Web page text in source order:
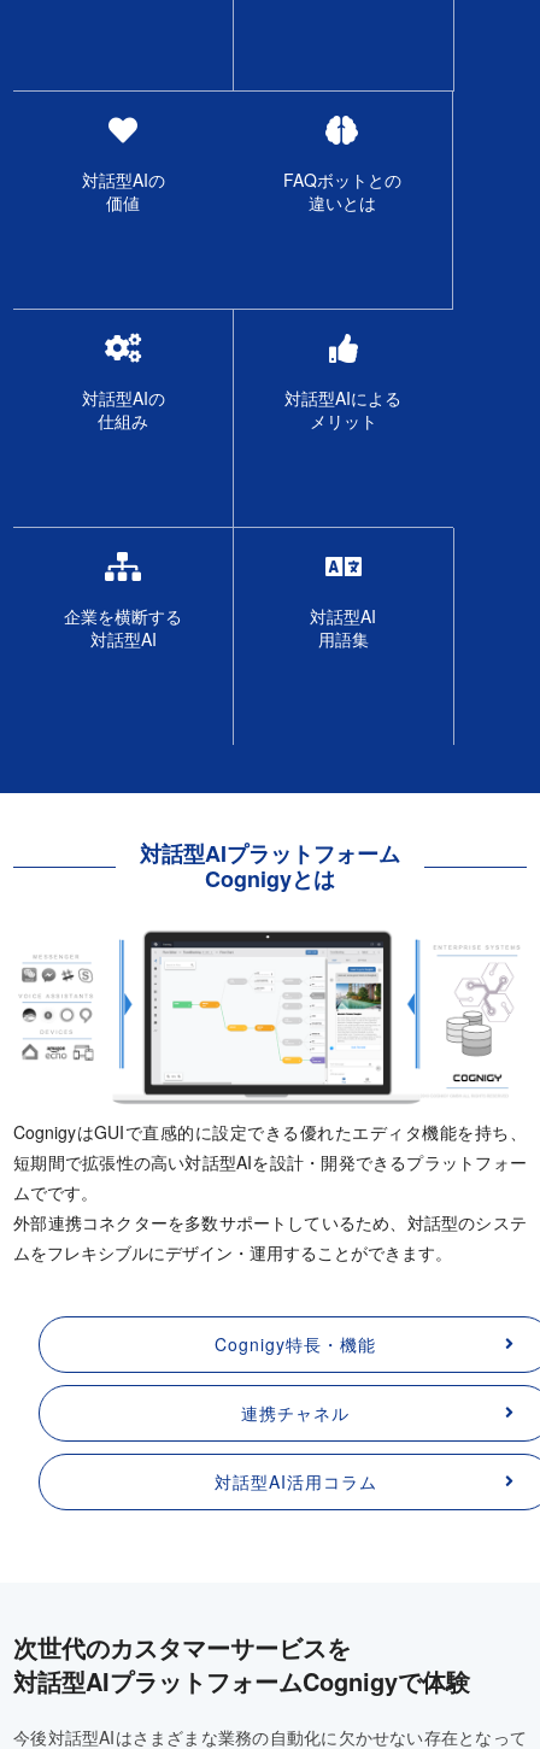
対話型AIの
価値
FAQボットとの
違いとは
対話型AIの
仕組み
対話型AIによる
メリット
企業を横断する
対話型AI
対話型AI
用語集
対話型AIプラットフォーム
Cognigyとは
CognigyはGUIで直感的に設定できる優れたエディタ機能を持ち、
短期間で拡張性の高い対話型AIを設計・開発できるプラットフォー
ムでです。
外部連携コネクターを多数サポートしているため、対話型のシステ
ムをフレキシブルにデザイン・運用することができます。
Cognigy特長・機能
連携チャネル
対話型AI活用コラム
次世代のカスタマーサービスを
対話型AIプラットフォームCognigyで体験
今後対話型AIはさまざまな業務の自動化に欠かせない存在となって